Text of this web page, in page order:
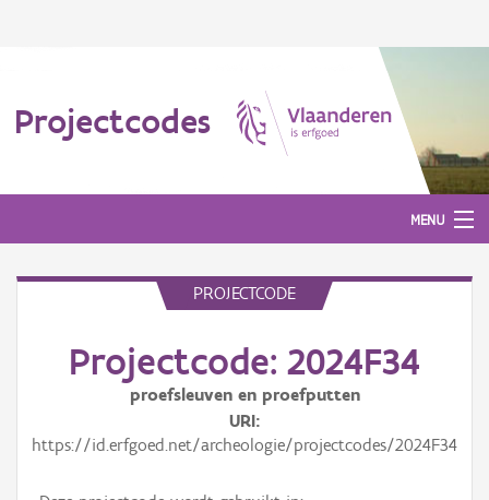
Projectcodes
MENU
PROJECTCODE
Projectcode: 2024F34
proefsleuven en proefputten
URI
https://id.erfgoed.net/archeologie/projectcodes/2024F34